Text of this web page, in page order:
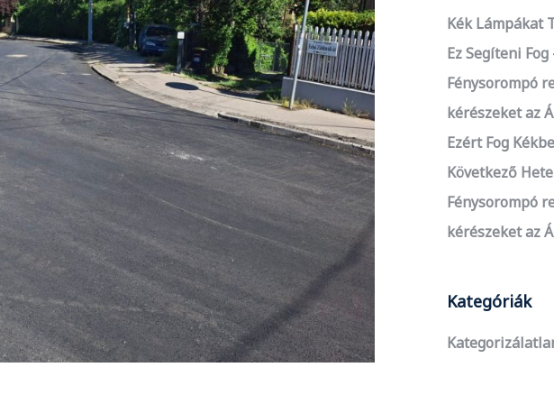
Kék Lámpákat
Ez Segíteni
Fénysorompó
kérészeket az
Ezért Fog
Következő
Fénysorompó
kérészeket az
Kategóriák